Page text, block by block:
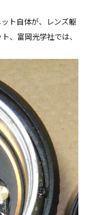
ト自体が、レンズ躯
、富岡光学社では、